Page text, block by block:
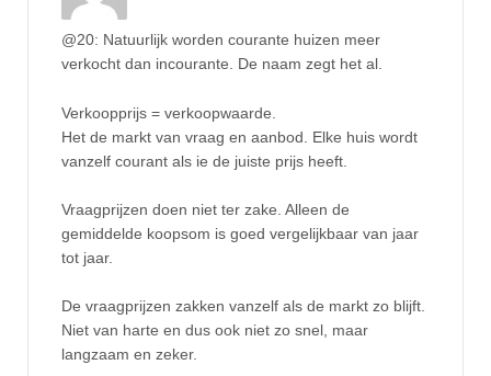
@20: Natuurlijk worden courante huizen meer
verkocht dan incourante. De naam zegt het al.
Verkoopprijs = verkoopwaarde.
Het de markt van vraag en aanbod. Elke huis wordt
vanzelf courant als ie de juiste prijs heeft.
Vraagprijzen doen niet ter zake. Alleen de
gemiddelde koopsom is goed vergelijkbaar van jaar
tot jaar.
De vraagprijzen zakken vanzelf als de markt zo blijft.
Niet van harte en dus ook niet zo snel, maar
langzaam en zeker.